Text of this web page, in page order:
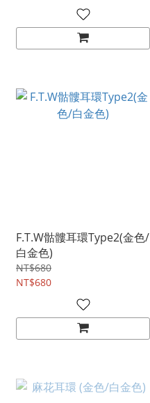
F.T.W骷髏耳環Type2(金色/
白金色)
NT$680
NT$680